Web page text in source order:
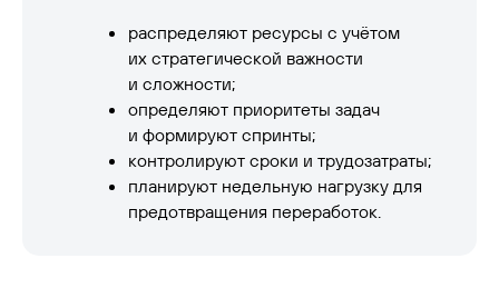
распределяют ресурсы с учётом
их стратегической важности
и сложности;
определяют приоритеты задач
и формируют спринты;
контролируют сроки и трудозатраты;
планируют недельную нагрузку для
предотвращения переработок.